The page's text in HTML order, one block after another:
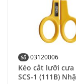
Số 03120006
Kéo cắt lưỡi cưa
SCS-1 (111B)